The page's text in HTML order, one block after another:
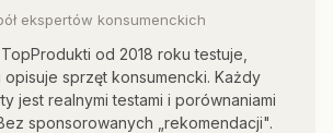
ekspertów konsumenckich
od 2018 roku testuje,
sprzęt konsumencki. Każdy
jest realnymi testami i porównaniami
sponsorowanych „rekomendacji".